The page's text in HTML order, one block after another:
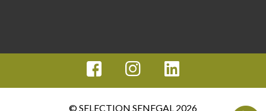
© SELECTION SENEGAL 2026